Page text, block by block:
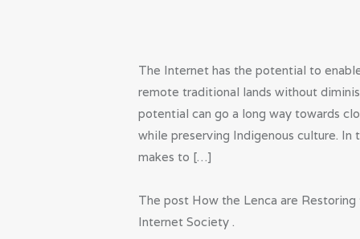
The Internet has the potential to
remote traditional lands without
potential can go a long way towards
while preserving Indigenous culture.
makes to […]
The post How the Lenca are
Internet Society .